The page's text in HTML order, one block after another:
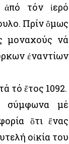
ἀπό τόν ἱερό
Πρίν ὅμως
μοναχούς νά
ἐναντίων
τό ἔτος 1092.
σύμφωνα μέ
ὅτι ἕνας
οἰκία του